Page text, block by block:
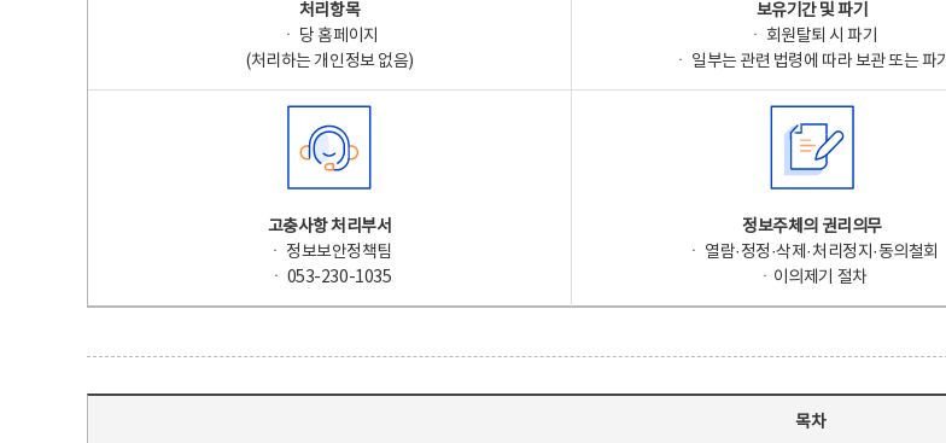
처리항목
ㆍ 당 홈페이지
(처리하는 개인정보 없음)
보유기간 및 파기
ㆍ 회원탈퇴 시 파기
ㆍ 일부는 관련 법령에 따라 보관 또는 파기
고충사항 처리부서
ㆍ 정보보안정책팀
ㆍ 053-230-1035
정보주체의 권리의무
ㆍ 열람·정정·삭제·처리정지·동의철회
ㆍ이의제기 절차
목차